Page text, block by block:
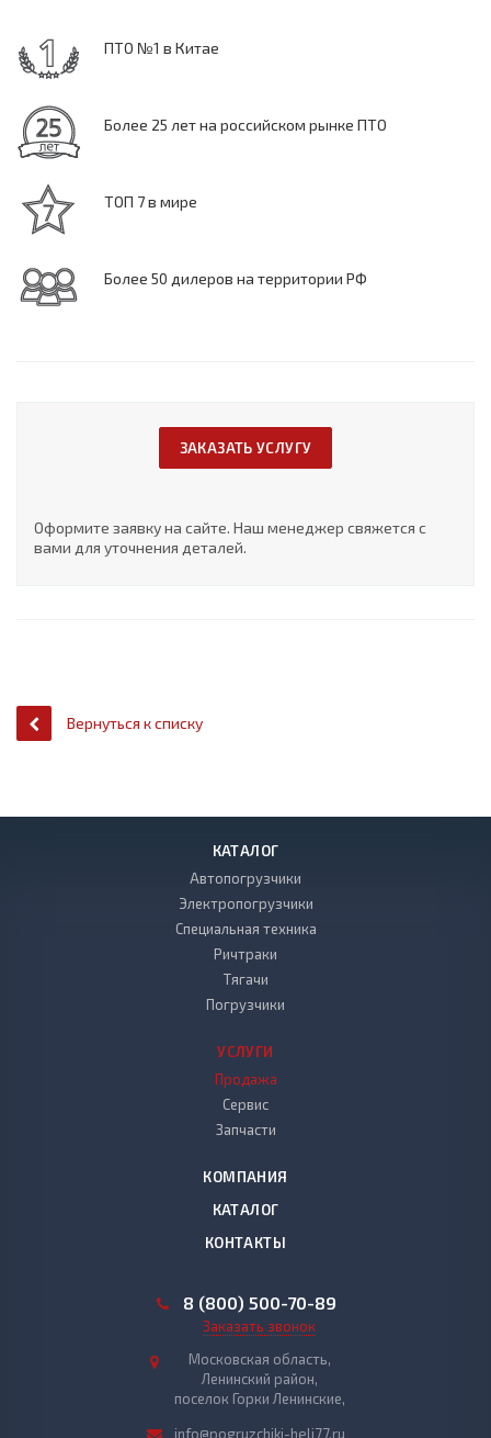
ПТО №1 в Китае
Более 25 лет на российском рынке ПТО
ТОП 7 в мире
Более 50 дилеров на территории РФ
ЗАКАЗАТЬ УСЛУГУ
Оформите заявку на сайте. Наш менеджер свяжется с
вами для уточнения деталей.
Вернуться к списку
КАТАЛОГ
Автопогрузчики
Электропогрузчики
Специальная техника
Ричтраки
Тягачи
Погрузчики
УСЛУГИ
Продажа
Сервис
Запчасти
КОМПАНИЯ
КАТАЛОГ
КОНТАКТЫ
8 (800) 500-70-89
Заказать звонок
Московская область,
Ленинский район,
поселок Горки Ленинские,
info@pogruzchiki-heli77.ru